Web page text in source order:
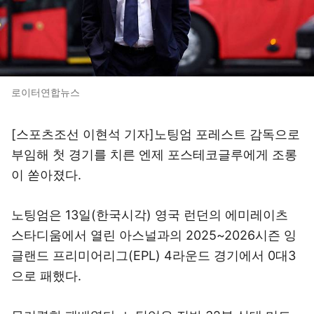
로이터연합뉴스
[스포츠조선 이현석 기자]노팅엄 포레스트 감독으로
부임해 첫 경기를 치른 엔제 포스테코글루에게 조롱
이 쏟아졌다.
노팅엄은 13일(한국시각) 영국 런던의 에미레이츠
스타디움에서 열린 아스널과의 2025~2026시즌 잉
글랜드 프리미어리그(EPL) 4라운드 경기에서 0대3
으로 패했다.